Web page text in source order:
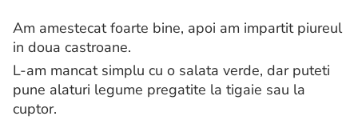
Am amestecat foarte bine, apoi am impartit piureul
in doua castroane.
L-am mancat simplu cu o salata verde, dar puteti
pune alaturi legume pregatite la tigaie sau la
cuptor.